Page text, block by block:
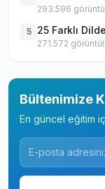
293.596
5 25 Farklı
271.572
Bültenimize
En güncel eğitim